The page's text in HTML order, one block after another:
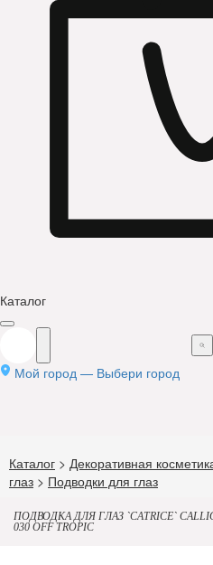
Каталог
Мой город — Выбери город
Каталог > Декоративная
глаз > Подводки для глаз
ПОДВОДКА ДЛЯ ГЛАЗ `CATRICE`
030 OFF TROPIC